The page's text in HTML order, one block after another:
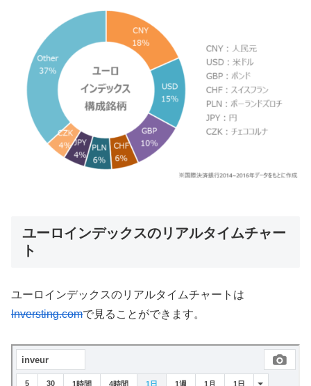
ユーロインデックスのリアルタイムチャー
ト
ユーロインデックスのリアルタイムチャートは
Inversting.comで見ることができます。